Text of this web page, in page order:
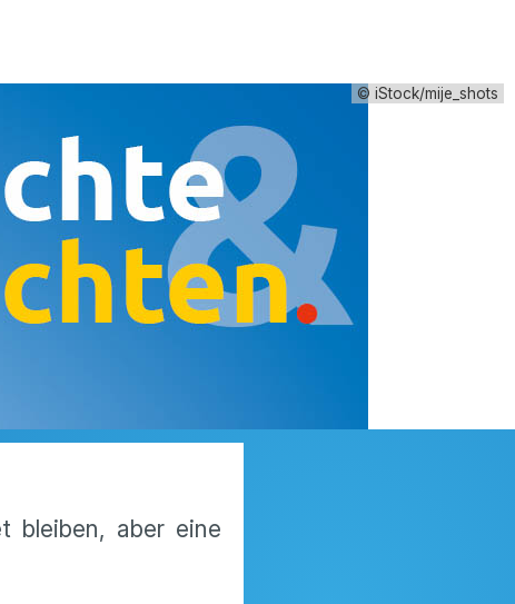
© iStock/mije_shots
bleiben, aber eine